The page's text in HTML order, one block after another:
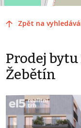
Zpět na
Prodej bytu
Žebětín